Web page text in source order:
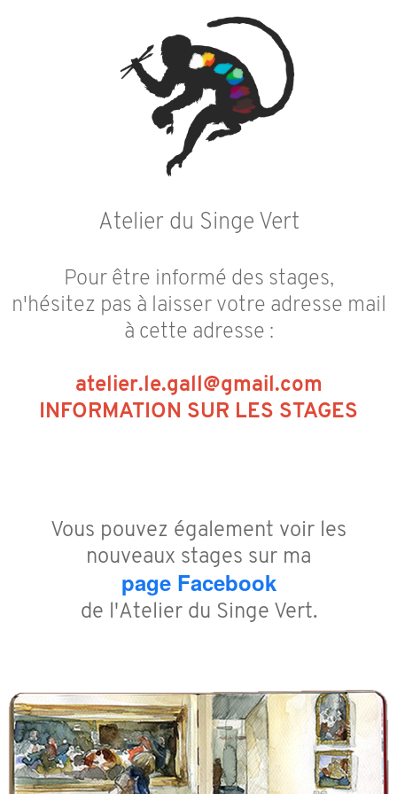
Atelier du Singe Vert
Pour être informé des stages,
n'hésitez pas à laisser votre adresse mail
à cette adresse :
atelier.le.gall@gmail.com
INFORMATION SUR LES STAGES
Vous pouvez également voir les
nouveaux stages sur ma
page Facebook
de l'Atelier du Singe Vert.